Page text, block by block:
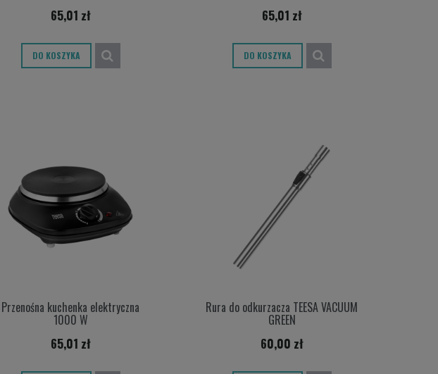
65,01 zł
DO KOSZYKA
65,01 zł
DO KOSZYKA
Przenośna kuchenka elektryczna
1000 W
65,01 zł
Rura do odkurzacza TEESA VACUUM
GREEN
60,00 zł